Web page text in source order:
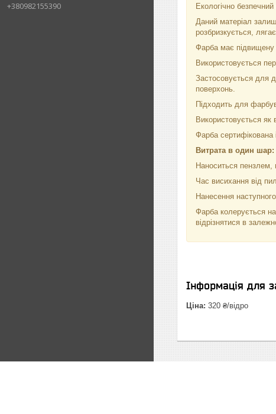
+380982155390
Екологічно безпечний
Даний матеріал
розбризкується,
Фарба має підвищену
Використовується
Застосовується для
поверхонь.
Підходить для
Використовується як
Фарба сертифікована
Витрата в один шар:
Наноситься
Час висихання від
Нанесення
Фарба колерується
відрізнятися в
Інформація для
Ціна: 320 ₴/відро